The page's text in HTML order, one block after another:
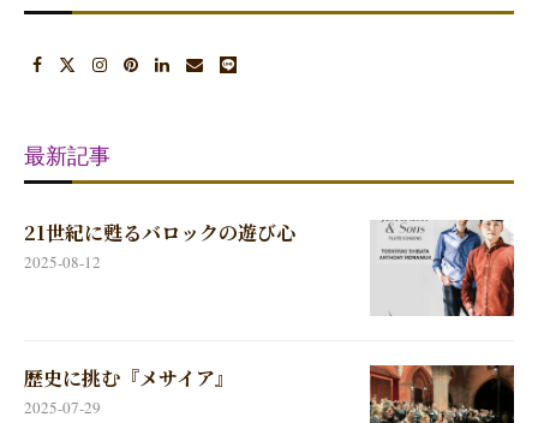
最新記事
21世紀に甦るバロックの遊び心
2025-08-12
歴史に挑む『メサイア』
2025-07-29